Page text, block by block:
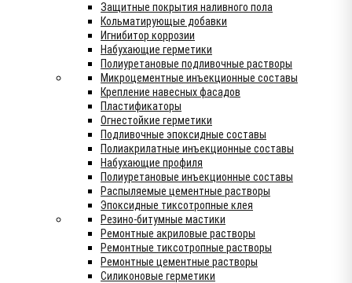
Защитные покрытия наливного пола
Кольматирующые добавки
Игнибитор коррозии
Набухающие герметики
Полиуретановые подливочные растворы
Микроцементные инъекционные составы
Крепление навесных фасадов
Пластификаторы
Огнестойкие герметики
Подливочные эпоксидные составы
Полиакрилатные инъекционные составы
Набухающие профиля
Полиуретановые инъекционные составы
Распыляемые цементные растворы
Эпоксидные тиксотропные клея
Резино-битумные мастики
Ремонтные акриловые растворы
Ремонтные тиксотропные растворы
Ремонтные цементные растворы
Силиконовые герметики